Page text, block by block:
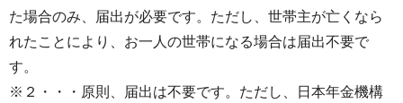
た場合のみ、届出が必要です。ただし、世帯主が亡くなら
れたことにより、お一人の世帯になる場合は届出不要で
す。
※２・・・原則、届出は不要です。ただし、日本年金機構